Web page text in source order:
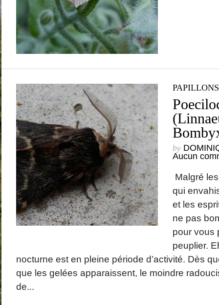
PAPILLONS
by
Aucun
Malgré
qui
et les
ne pas
pour vous
peuplier.
nocturne est en pleine période d’activité. Dès
que les gelées apparaissent, le moindre
de...